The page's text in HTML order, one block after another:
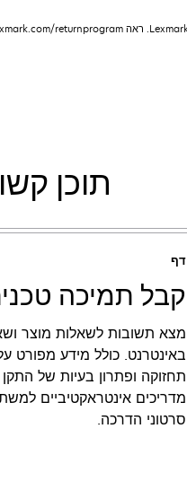
תוכן
דף
קבל תמיכה
מצא תשובות לשאלות מוצר
באינטרנט. כולל מידע מפורט
מדריכים אינטראקטיביים
סרטוני הדרכה.